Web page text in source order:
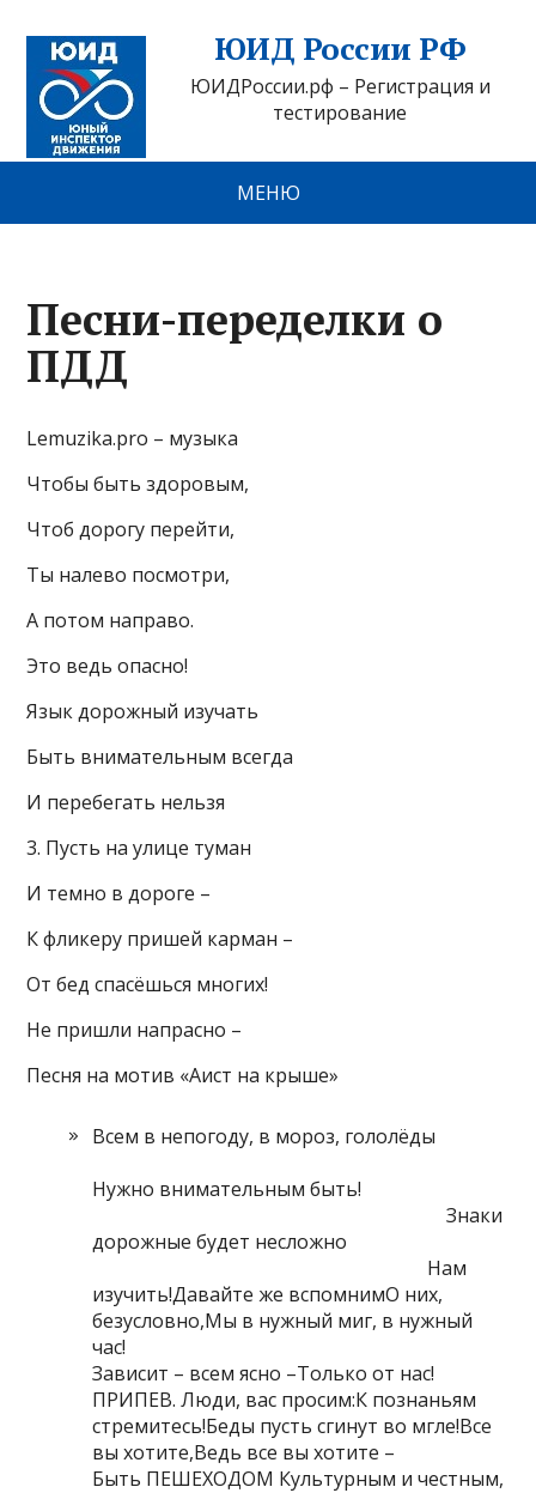
ЮИД России РФ
ЮИДРоссии.рф – Регистрация и
тестирование
МЕНЮ
Песни-переделки о
ПДД
Lemuzika.pro – музыка
Чтобы быть здоровым,
Чтоб дорогу перейти,
Ты налево посмотри,
А потом направо.
Это ведь опасно!
Язык дорожный изучать
Быть внимательным всегда
И перебегать нельзя
3. Пусть на улице туман
И темно в дороге –
К фликеру пришей карман –
От бед спасёшься многих!
Не пришли напрасно –
Песня на мотив «Аист на крыше»
Всем в непогоду, в мороз, гололёды
Нужно внимательным быть!
Знаки
дорожные будет несложно
Нам
изучить!Давайте же вспомнимО них,
безусловно,Мы в нужный миг, в нужный
час!
Зависит – всем ясно –Только от нас!
ПРИПЕВ. Люди, вас просим:К познаньям
стремитесь!Беды пусть сгинут во мгле!Все
вы хотите,Ведь все вы хотите –
Быть ПЕШЕХОДОМ Культурным и честным,